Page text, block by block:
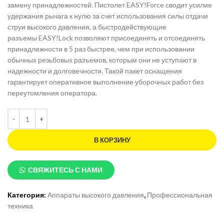
замену принадлежностей. ПистолетEASY!Forceсводит усилие
удержания рычага к нулю за счет использования силы отдачи
струи высокого давления, а быстродействующие
разъемы EASY!Lock позволяют присоединять и отсоединять
принадлежности в 5 раз быстрее, чем при использовании
обычных резьбовых разъемов, которым они не уступают в
надежности и долговечности. Такой пакет оснащения
гарантирует оперативное выполнение уборочных работ без
переутомления оператора.
В КОРЗИНУ
СВЯЖИТЕСЬ С НАМИ
Категория: Аппараты высокого давления, Профессиональная
техника